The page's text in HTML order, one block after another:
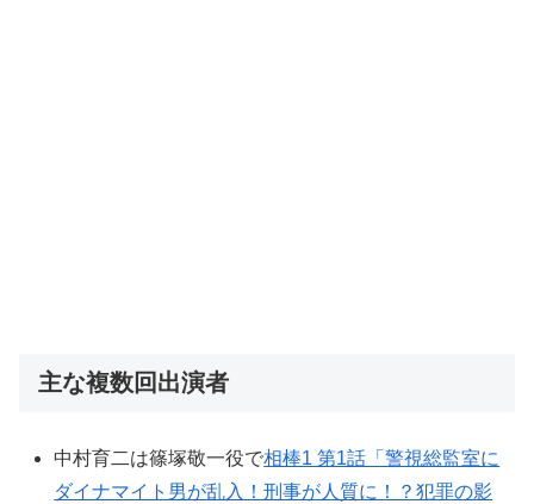
主な複数回出演者
中村育二は篠塚敬一役で相棒1 第1話「警視総監室に
ダイナマイト男が乱入！刑事が人質に！？犯罪の影